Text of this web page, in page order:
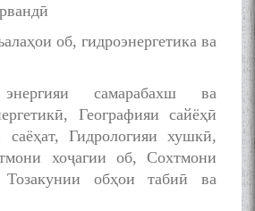
об, гидроэнергетика ва
энергияи самарабахш ва
Географияи сайёҳӣ
саёҳат, Гидрологияи хушкӣ,
хоҷагии об, Сохтмони
Тозакунии обҳои табиӣ ва